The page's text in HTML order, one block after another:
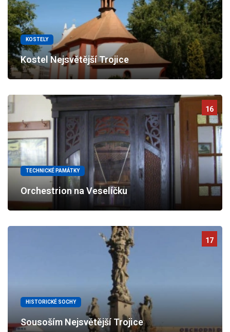
KOSTELY
Kostel Nejsvětější Trojice
16
TECHNICKÉ PAMÁTKY
Orchestrion na Veselíčku
17
HISTORICKÉ SOCHY
Sousoším Nejsvětější Trojice